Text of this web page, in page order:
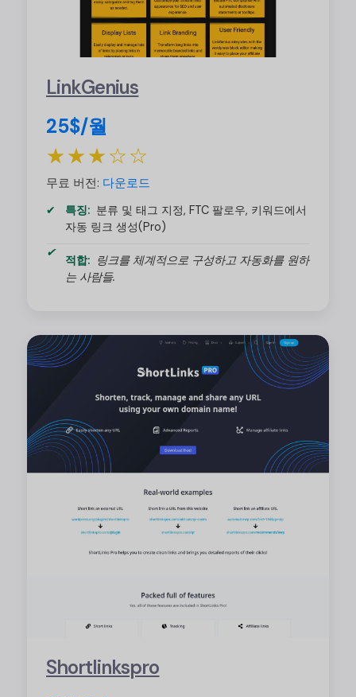
LinkGenius
25$/월
★★★☆☆
무료 버전: 다운로드
특징: 분류 및 태그 지정, FTC 팔로우, 키워드에서
자동 링크 생성(Pro)
적합: 링크를 체계적으로 구성하고 자동화를 원하
는 사람들.
Shortlinkspro